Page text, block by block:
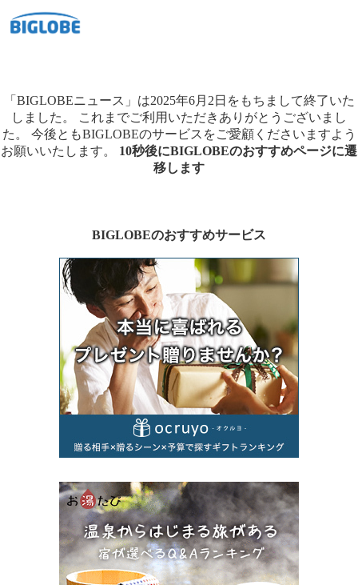
「BIGLOBEニュース」は2025年6月2日をもちまして終了いた
しました。
これまでご利用いただきありがとうございまし
た。
今後ともBIGLOBEのサービスをご愛顧くださいますよう
お願いいたします。
10秒後にBIGLOBEのおすすめページに遷
移します
BIGLOBEのおすすめサービス